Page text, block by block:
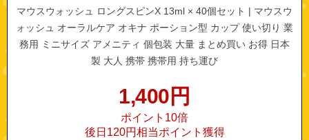
マウスウォッシュ ロングスピンX 13ml × 40個セット | マウスウ
ォッシュ オーラルケア オキナ ポーション型 カップ 使い切り 業
務用 ミニサイズ アメニティ 個包装 大量 まとめ買い お得 日本
製 大人 携帯 携帯用 持ち運び
1,400 円
ポイント10倍
後日120円相当ポイント獲得